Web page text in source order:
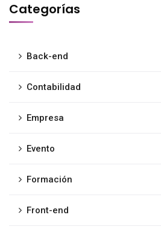
Categorías
Back-end
Contabilidad
Empresa
Evento
Formación
Front-end